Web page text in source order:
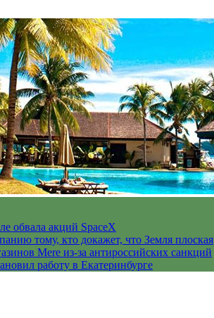
обвала акций SpaceX
тому, кто докажет, что Земля плоская
Mere из-за антироссийских санкций
работу в Екатеринбурге